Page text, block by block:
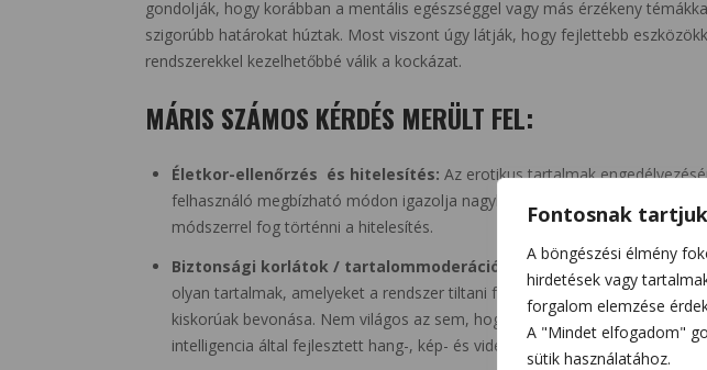
Fontosnak
A böngészési élmény
hirdetések vagy
forgalom elemzése
A "Mindet elfogadom"
sütik használatához.
gondolják, hogy korábban a mentális egészséggel vagy más érzékeny
szigorúbb határokat húztak. Most viszont úgy látják, hogy fejlettebb
rendszerekkel kezelhetőbbé válik a kockázat.
MÁRIS SZÁMOS KÉRDÉS MERÜLT FEL:
Életkor-ellenőrzés és hitelesítés: Az erotikus tartalmak
felhasználó megbízható módon igazolja nagykorúságát. De egyelőre nem
módszerrel fog történni a hitelesítés.
Biztonsági korlátok / tartalommoderáció:
Még az erotikus mód
olyan tartalmak, amelyeket a rendszer tiltani fog. Például erőszak, nem
kiskorúak bevonása. Nem világos az sem, hogy az OpenAI kiterjeszti-e az
intelligencia által fejlesztett hang-, kép- és videogeneráló eszközeire.